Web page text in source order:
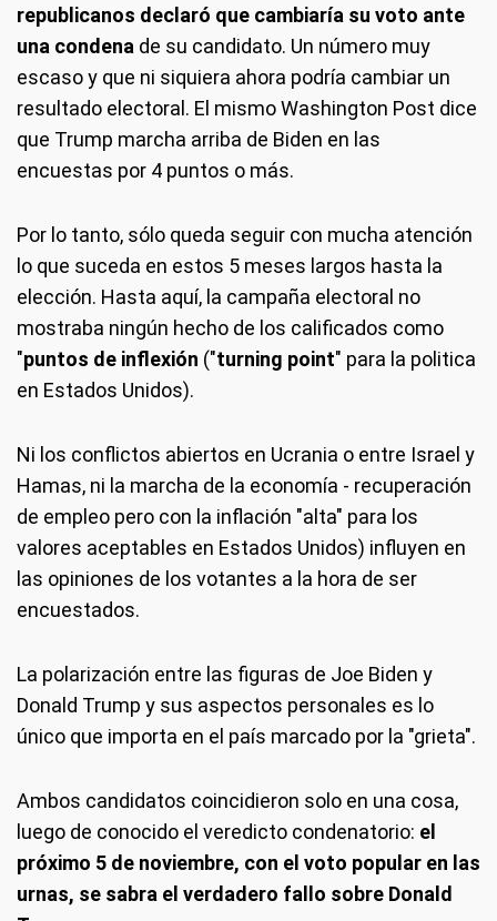
republicanos declaró que cambiaría su voto ante
una condena de su candidato. Un número muy
escaso y que ni siquiera ahora podría cambiar un
resultado electoral. El mismo Washington Post dice
que Trump marcha arriba de Biden en las
encuestas por 4 puntos o más.
Por lo tanto, sólo queda seguir con mucha atención
lo que suceda en estos 5 meses largos hasta la
elección. Hasta aquí, la campaña electoral no
mostraba ningún hecho de los calificados como
"puntos de inflexión ("turning point" para la politica
en Estados Unidos).
Ni los conflictos abiertos en Ucrania o entre Israel y
Hamas, ni la marcha de la economía - recuperación
de empleo pero con la inflación "alta" para los
valores aceptables en Estados Unidos) influyen en
las opiniones de los votantes a la hora de ser
encuestados.
La polarización entre las figuras de Joe Biden y
Donald Trump y sus aspectos personales es lo
único que importa en el país marcado por la "grieta".
Ambos candidatos coincidieron solo en una cosa,
luego de conocido el veredicto condenatorio: el
próximo 5 de noviembre, con el voto popular en las
urnas, se sabra el verdadero fallo sobre Donald